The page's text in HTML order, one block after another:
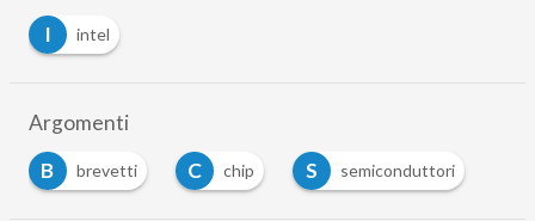
I
intel
Argomenti
B
brevetti C chip S semiconduttori